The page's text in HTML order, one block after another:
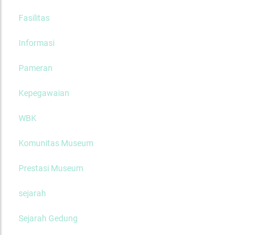
Fasilitas
Informasi
Pameran
Kepegawaian
WBK
Komunitas Museum
Prestasi Museum
sejarah
Sejarah Gedung